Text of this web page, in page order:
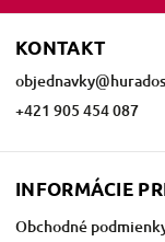
KONTAKT
objednavky@
+421 905 454 087
INFORMÁCIE
Obchodné